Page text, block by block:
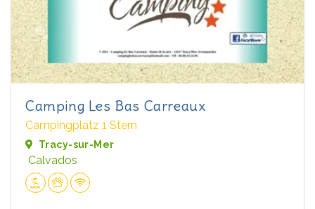
Camping Les Bas Carreaux
Campingplatz 1 Stern
Tracy-sur-Mer
Calvados